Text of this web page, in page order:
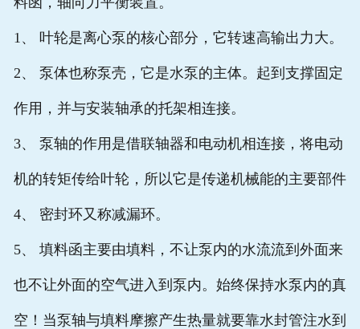
1、 叶轮是离心泵的核心部分，它转速高输出力大。
2、 泵体也称泵壳，它是水泵的主体。起到支撑固定
作用，并与安装轴承的托架相连接。
3、 泵轴的作用是借联轴器和电动机相连接，将电动
机的转矩传给叶轮，所以它是传递机械能的主要部件
4、 密封环又称减漏环。
5、 填料函主要由填料，不让泵内的水流流到外面来
也不让外面的空气进入到泵内。始终保持水泵内的真
空！当泵轴与填料摩擦产生热量就要靠水封管注水到